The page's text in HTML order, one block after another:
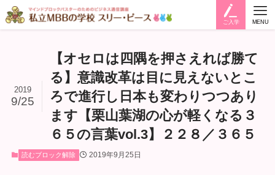
ご入学 MENU
【オセロは四隅を押さえれば勝て
る】意識改革は目に見えないとこ
ろで進行し日本も変わりつつあり
ます【栗山葉湖の心が軽くなる３
６５の言葉vol.3】２２８／３６５
2019
9/25
読むブロック解除 2019年9月25日